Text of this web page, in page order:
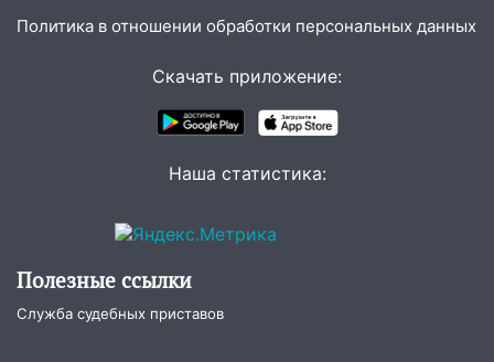
Ульяновской области
Мотофристайл, рок и силовой
экстрим: в Ульяновске пройдет
большой фестиваль «Наше время»
августа после рабочего дня: список АЗС
17:05 «Обыск» по видеосвязи: в
Ульяновске задержали 19-летнюю
сообщницу мошенников
Политика в отношении обработки персональных данных
Скачать приложение:
Наша статистика:
Полезные ссылки
Служба судебных приставов